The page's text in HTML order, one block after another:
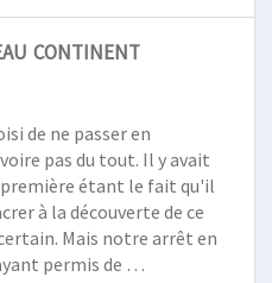
continent
de ne passer en
pas du tout. Il y avait
première étant le fait qu'il
à la découverte de ce
Mais notre arrêt en
permis de …